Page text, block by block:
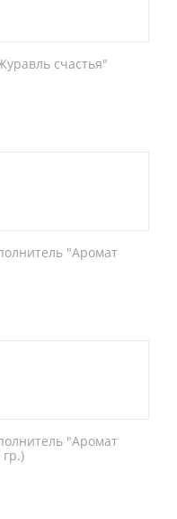
счастья"
"Аромат
"Аромат